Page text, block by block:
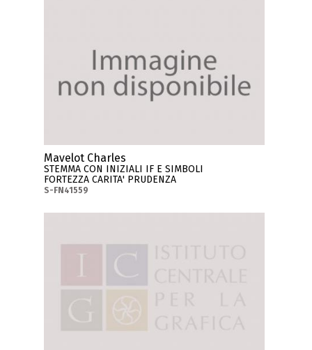
Mavelot Charles
STEMMA CON INIZIALI IF E SIMBOLI
FORTEZZA CARITA' PRUDENZA
S-FN41559